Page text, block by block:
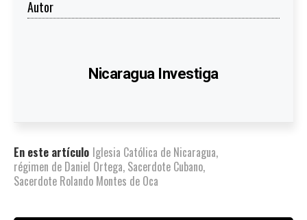
Autor
Nicaragua Investiga
En este artículo Iglesia Católica de Nicaragua,
régimen de Daniel Ortega, Sacerdote Cubano,
Sacerdote Rolando Montes de Oca